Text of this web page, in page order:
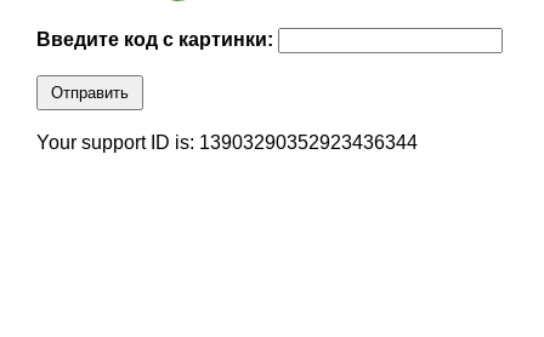
Введите код с картинки:
Отправить
Your support ID is: 13903290352923436344